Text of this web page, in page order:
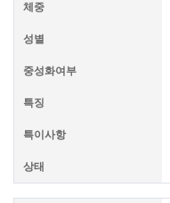
체중
성별
중성화여부
특징
특이사항
상태